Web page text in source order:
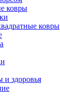
ковры
ковры
и здоровья